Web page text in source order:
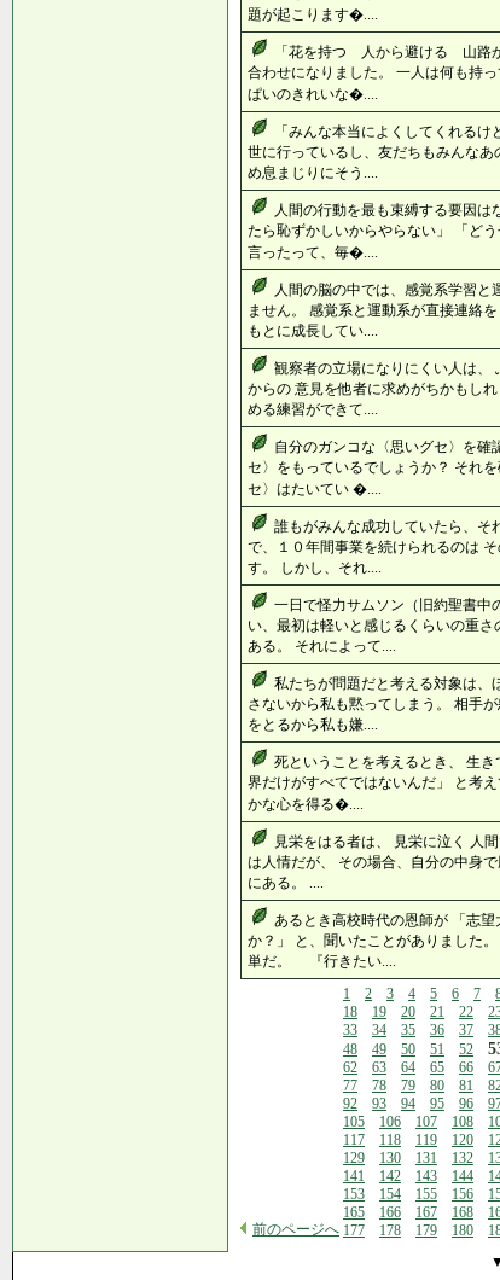
題が起こります�....
「花を持つ 人から避ける 山路
合わせになりました。 一人は何も持
ぱいのきれいな�....
「みんな本当によくしてくれる
世に行っているし、友だちもみんな
め息まじりにそう....
人間の行動を最も束縛する要因は
たら恥ずかしいからやらない」 「ど
言ったって、毎�....
人間の脳の中では、感覚系学習
ません。 感覚系と運動系が直接連絡
もとに成長してい....
観察者の立場になりにくい人は、
からの 意見を他者に求めがちかもし
める練習ができて....
自分のガンコな〈思いグセ〉を確
セ〉をもっているでしょうか？ それ
セ〉はたいてい �....
誰もがみんな成功していたら、そ
で、１０年間事業を続けられるのは
す。 しかし、それ....
一日で怪力サムソン（旧約聖書中
い、最初は軽いと感じるくらいの重
ある。 それによって....
私たちが問題だと考える対象は、
さないから私も黙ってしまう。 相手
をとるから私も嫌....
死ということを考えるとき、 生
界だけがすべてではないんだ」 と考
かな心を得る�....
見栄をはる者は、 見栄に泣く 人
は人情だが、 その場合、自分の中身
にある。 ....
あるとき高校時代の恩師が 「志
か？」 と、聞いたことがありました
単だ。 『行きたい....
前のページへ
1 2 3 4 5 6 7
18
19 20 21 22
33
34 35 36 37
48
49 50 51 52
62
63 64 65 66
77
78 79 80 81
92
93 94 95 96
105
106 107 108
117
118 119 120
129
130 131 132
141
142 143 144
153
154 155 156
165
166 167 168
177
178 179 180